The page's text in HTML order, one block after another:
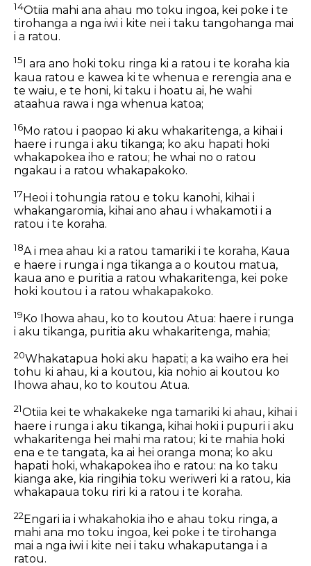
14Otiia mahi ana ahau mo toku ingoa, kei poke i te
tirohanga a nga iwi i kite nei i taku tangohanga mai
i a ratou.
15
I ara ano hoki toku ringa ki a ratou i te koraha kia
kaua ratou e kawea ki te whenua e rerengia ana e
te waiu, e te honi, ki taku i hoatu ai, he wahi
ataahua rawa i nga whenua katoa;
16Mo ratou i paopao ki aku whakaritenga, a kihai i
haere i runga i aku tikanga; ko aku hapati hoki
whakapokea iho e ratou; he whai no o ratou
ngakau i a ratou whakapakoko.
17 Heoi i tohungia ratou e toku kanohi, kihai i
whakangaromia, kihai ano ahau i whakamoti i a
ratou i te koraha.
18A i mea ahau ki a ratou tamariki i te koraha, Kaua
e haere i runga i nga tikanga a o koutou matua,
kaua ano e puritia a ratou whakaritenga, kei poke
hoki koutou i a ratou whakapakoko.
19Ko Ihowa ahau, ko to koutou Atua: haere i runga
i aku tikanga, puritia aku whakaritenga, mahia;
20Whakatapua hoki aku hapati; a ka waiho era hei
tohu ki ahau, ki a koutou, kia nohio ai koutou ko
Ihowa ahau, ko to koutou Atua.
21Otiia kei te whakakeke nga tamariki ki ahau, kihai i
haere i runga i aku tikanga, kihai hoki i pupuri i aku
whakaritenga hei mahi ma ratou; ki te mahia hoki
ena e te tangata, ka ai hei oranga mona; ko aku
hapati hoki, whakapokea iho e ratou: na ko taku
kianga ake, kia ringihia toku weriweri ki a ratou, kia
whakapaua toku riri ki a ratou i te koraha.
22Engari ia i whakahokia iho e ahau toku ringa, a
mahi ana mo toku ingoa, kei poke i te tirohanga
mai a nga iwi i kite nei i taku whakaputanga i a
ratou.